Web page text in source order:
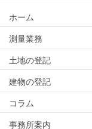
ホーム
測量業務
土地の登記
建物の登記
コラム
事務所案内